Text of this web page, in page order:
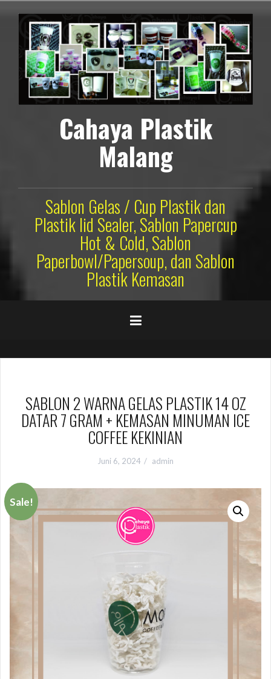
konten
Cahaya Plastik
Malang
Sablon Gelas / Cup Plastik dan
Plastik lid Sealer, Sablon Papercup
Hot & Cold, Sablon
Paperbowl/Papersoup, dan Sablon
Plastik Kemasan
SABLON 2 WARNA GELAS PLASTIK 14 OZ
DATAR 7 GRAM + KEMASAN MINUMAN ICE
COFFEE KEKINIAN
Juni 6, 2024 admin
Sale!